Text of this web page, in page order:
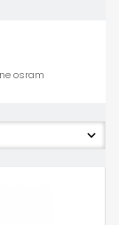
osram